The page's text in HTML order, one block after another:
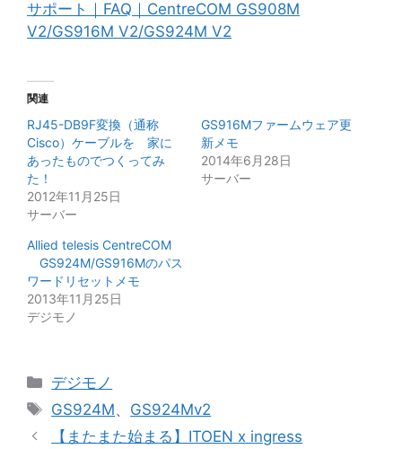
サポート｜FAQ｜CentreCOM GS908M
V2/GS916M V2/GS924M V2
関連
RJ45-DB9F変換（通称
Cisco）ケーブルを 家に
あったものでつくってみ
た！
2012年11月25日
サーバー
GS916Mファームウェア更
新メモ
2014年6月28日
サーバー
Allied telesis CentreCOM
GS924M/GS916Mのパス
ワードリセットメモ
2013年11月25日
デジモノ
カ
テ
ゴ
デジモノ
タ
グ
GS924M、 GS924Mv2
【またまた始まる】ITOEN x ingress